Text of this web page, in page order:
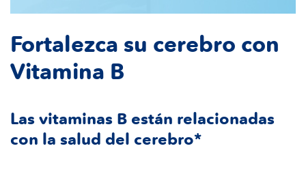
Fortalezca su cerebro con
Vitamina B
Las vitaminas B están relacionadas
con la salud del cerebro*